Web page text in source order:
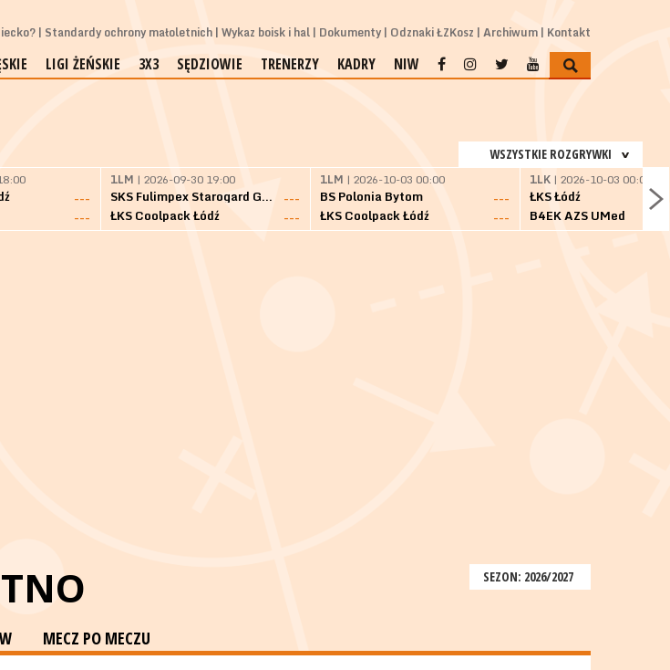
Standardy ochrony małoletnich Wykaz boisk i hal Dokumenty Odznaki ŁZKosz Archiwum Kontakt
LIGI ŻEŃSKIE 3X3 SĘDZIOWIE TRENERZY KADRY NIW
WSZYSTKIE ROZGRYWKI
---
---
1LM | 2026-09-30 19:00
SKS Fulimpex Starogard Gdański
---
ŁKS Coolpack Łódź
---
1LM | 2026-10-03 00:00
BS Polonia Bytom
---
ŁKS Coolpack Łódź
---
1LK | 2026-10-03 00:00
ŁKS Łódź
B4EK AZS UMed
SEZON: 2026/2027
MECZ PO MECZU